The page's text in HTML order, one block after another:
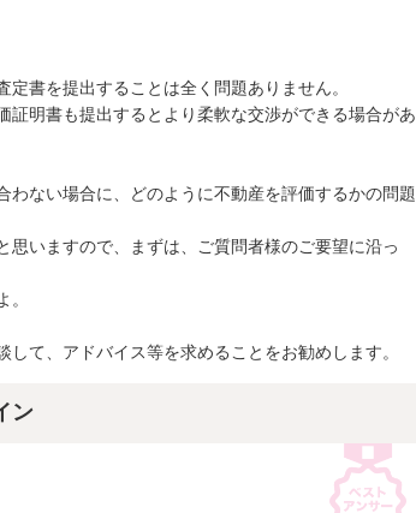
書を提出することは全く問題ありません。
証明書も提出するとより柔軟な交渉ができる場合があ
わない場合に、どのように不動産を評価するかの問題
思いますので、まずは、ご質問者様のご要望に沿っ
て、アドバイス等を求めることをお勧めします。
ン